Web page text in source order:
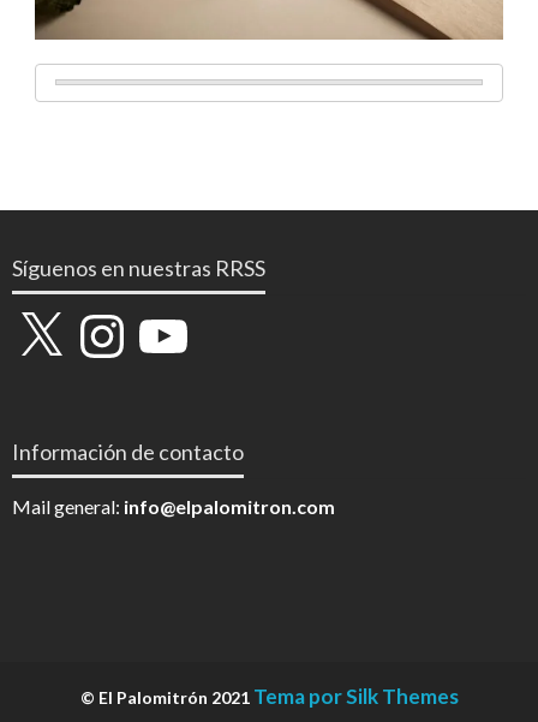
Síguenos en nuestras RRSS
X InstagramYouTube
Información de contacto
Mail general: info@elpalomitron.com
© El Palomitrón 2021 Tema por Silk Themes